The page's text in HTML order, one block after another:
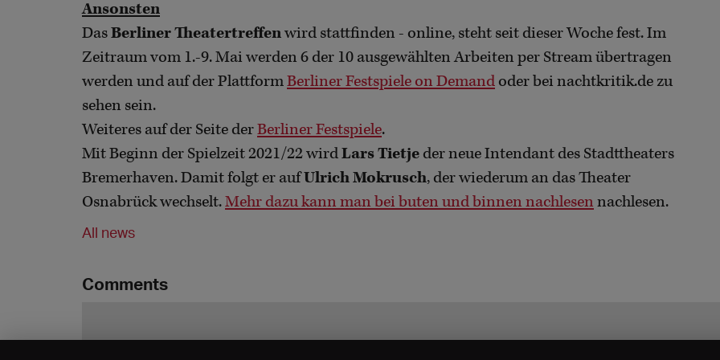
Ansonsten
DasBerliner Theatertreffenwird stattfinden - online, steht seit dieser Woche fest. Im
Zeitraum vom 1.-9. Mai werden 6 der 10 ausgewählten Arbeiten per Stream übertragen
werden und auf der PlattformBerliner Festspiele on Demand oder bei nachtkritik.de zu
sehen sein.
Weiteres auf der Seite derBerliner Festspiele.
Mit Beginn der Spielzeit 2021/22 wirdLars Tietje der neue Intendant des Stadttheaters
Bremerhaven. Damit folgt er aufUlrich Mokrusch, der wiederum an das Theater
Osnabrück wechselt.Mehr dazu kann man bei buten und binnen nachlesen nachlesen.
All news
Comments